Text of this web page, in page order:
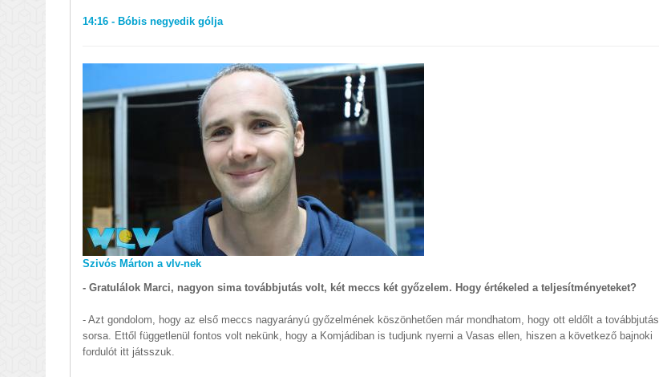
14:16 - Bóbis negyedik gólja
Szivós Márton a vlv-nek
- Gratulálok Marci, nagyon sima továbbjutás volt, két meccs két győzelem. Hogy értékeled a teljesítményeteket?
- Azt gondolom, hogy az első meccs nagyarányú győzelmének köszönhetően már mondhatom, hogy ott eldőlt a továbbjutás
sorsa. Ettől függetlenül fontos volt nekünk, hogy a Komjádiban is tudjunk nyerni a Vasas ellen, hiszen a következő bajnoki
fordulót itt játsszuk.